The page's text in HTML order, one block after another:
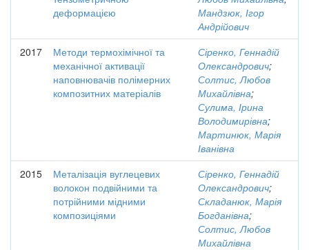
деформацією
Мандзюк, Ігор
Андрійович
2017
Методи термохімічної та
механічної активації
наповнювачів полімерних
композитних матеріалів
Сіренко, Геннадій
Олександрович;
Солтис, Любов
Михайлівна;
Сулима, Ірина
Володимирівна;
Мартинюк, Марія
Іванівна
2015
Металізація вуглецевих
волокон подвійними та
потрійними мідними
композиціями
Сіренко, Геннадій
Олександрович;
Складанюк, Марія
Богданівна;
Солтис, Любов
Михайлівна